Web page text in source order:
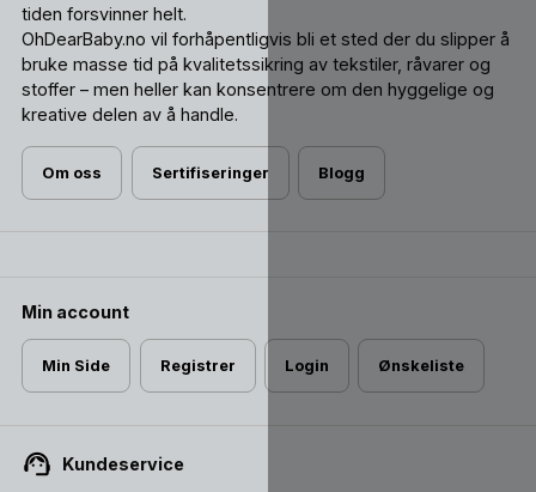
tiden forsvinner helt.
OhDearBaby.no vil forhåpentligvis bli et sted der du slipper å
bruke masse tid på kvalitetssikring av tekstiler, råvarer og
stoffer – men heller kan konsentrere om den hyggelige og
kreative delen av å handle.
Om oss Sertifiseringer Blogg
Min account
Min Side Registrer Login Ønskeliste
Kundeservice